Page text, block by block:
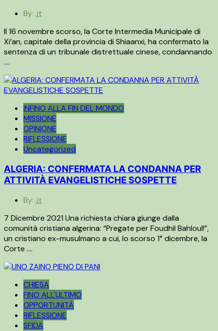
By: .it
Il 16 novembre scorso, la Corte Intermedia Municipale di
Xi’an, capitale della provincia di Shiaanxi, ha confermato la
sentenza di un tribunale distrettuale cinese, condannando
….
INFINO ALLA FIN DEL MONDO
MISSIONE
OPINIONE
RIFLESSIONE
Uncategorized
ALGERIA: CONFERMATA LA CONDANNA PER
ATTIVITÀ EVANGELISTICHE SOSPETTE
By: .it
7 Dicembre 2021 Una richiesta chiara giunge dalla
comunità cristiana algerina: “Pregate per Foudhil Bahloul!”,
un cristiano ex-musulmano a cui, lo scorso 1° dicembre, la
Corte ….
CHIESA
FINO ALL'ULTIMO
OPPORTUNITÀ
RIFLESSIONE
SFIDA